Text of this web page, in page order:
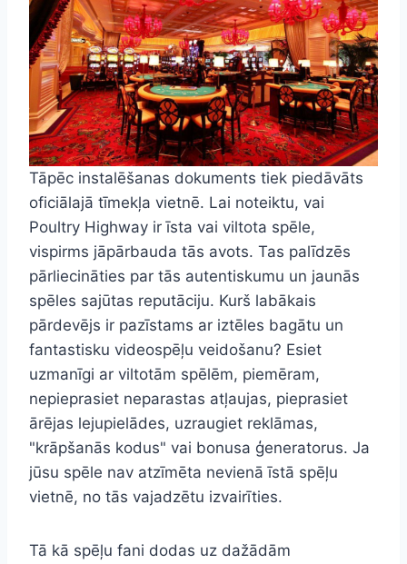
Tāpēc instalēšanas dokuments tiek piedāvāts
oficiālajā tīmekļa vietnē. Lai noteiktu, vai
Poultry Highway ir īsta vai viltota spēle,
vispirms jāpārbauda tās avots. Tas palīdzēs
pārliecināties par tās autentiskumu un jaunās
spēles sajūtas reputāciju. Kurš labākais
pārdevējs ir pazīstams ar iztēles bagātu un
fantastisku videospēļu veidošanu? Esiet
uzmanīgi ar viltotām spēlēm, piemēram,
nepieprasiet neparastas atļaujas, pieprasiet
ārējas lejupielādes, uzraugiet reklāmas,
"krāpšanās kodus" vai bonusa ģeneratorus. Ja
jūsu spēle nav atzīmēta nevienā īstā spēļu
vietnē, no tās vajadzētu izvairīties.
Tā kā spēļu fani dodas uz dažādām